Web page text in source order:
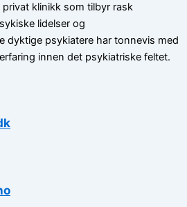
klinikk som tilbyr rask
lidelser og
dyktige psykiatere har tonnevis med
innen det psykiatriske feltet.